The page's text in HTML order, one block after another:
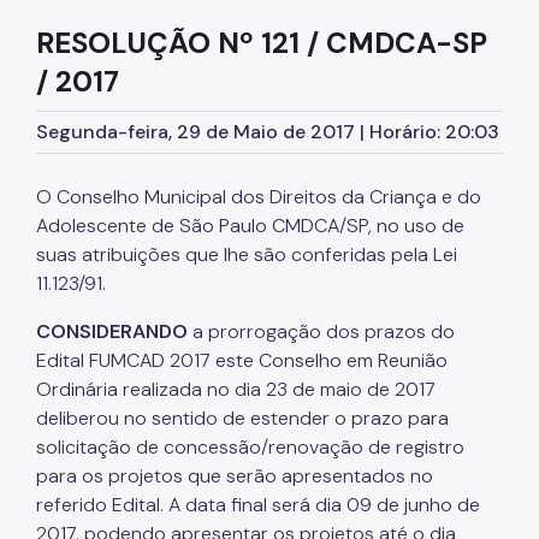
Egressos e Familiares
Igualdade Racial
Imigrantes e Trabalho Decente
Juventude
LGBTI+
Mulheres
Ouvidoria de Direitos Humanos
Pessoa Idosa
Políticas sobre Drogas
População em Situação de Rua
RESOLUÇÃO Nº 121 / CMDCA-SP
/ 2017
Segunda-feira, 29 de Maio de 2017 | Horário: 20:03
O Conselho Municipal dos Direitos da Criança e do
Adolescente de São Paulo CMDCA/SP, no uso de
suas atribuições que lhe são conferidas pela Lei
11.123/91.
CONSIDERANDO a prorrogação dos prazos do
Edital FUMCAD 2017 este Conselho em Reunião
Ordinária realizada no dia 23 de maio de 2017
deliberou no sentido de estender o prazo para
solicitação de concessão/renovação de registro
para os projetos que serão apresentados no
referido Edital. A data final será dia 09 de junho de
2017, podendo apresentar os projetos até o dia